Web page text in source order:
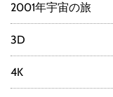
2001年宇宙の旅
3D
4K